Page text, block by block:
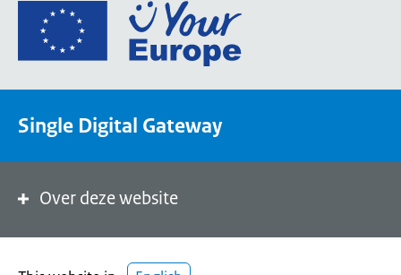
Ga
de
een
de
Single Digital Gateway
Over deze website